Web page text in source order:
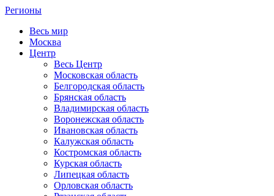
Регионы
Весь мир
Москва
Центр
Весь Центр
Московская область
Белгородская область
Брянская область
Владимирская область
Воронежская область
Ивановская область
Калужская область
Костромская область
Курская область
Липецкая область
Орловская область